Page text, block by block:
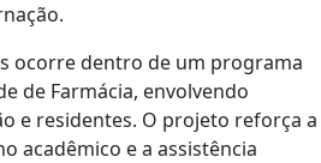
ocorre dentro de um programa
de Farmácia, envolvendo
e residentes. O projeto reforça a
acadêmico e a assistência